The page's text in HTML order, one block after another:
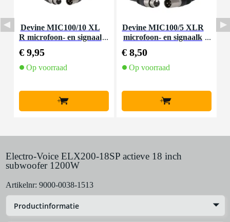
Devine MIC100/10 XL
R microfoon- en signaal
€ 9,95
Op voorraad
+
Devine MIC100/5 XLR
microfoon- en signaalk
€ 8,50
Op voorraad
+
Electro-Voice ELX200-18SP actieve 18 inch
subwoofer 1200W
Artikelnr: 9000-0038-1513
Productinformatie